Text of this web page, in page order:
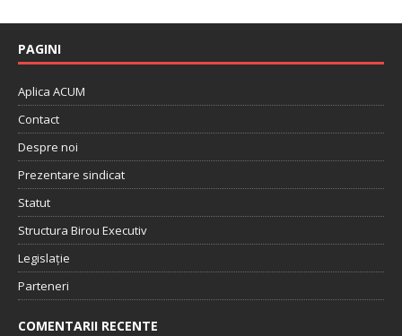
PAGINI
Aplica ACUM
Contact
Despre noi
Prezentare sindicat
Statut
Structura Birou Executiv
Legislație
Parteneri
COMENTARII RECENTE